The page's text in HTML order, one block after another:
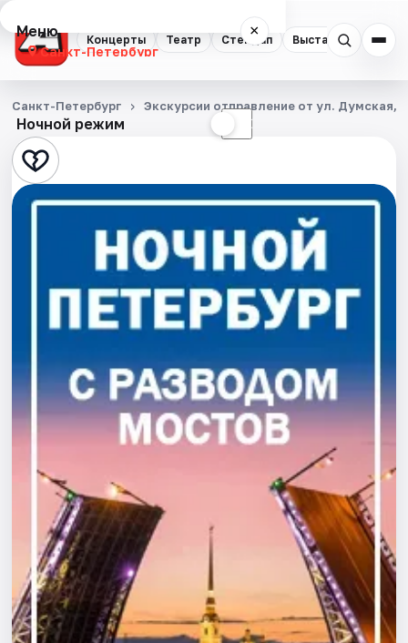
Концерты Театр Стендап Выставки
Меню ×
Санкт-Петербург
Концерты
Театр
Стендап
События
Площадки
Артисты
Рейтинги
Ночной режим ☾
Санкт-Петербург Экскурсии отправление от ул. Думская,